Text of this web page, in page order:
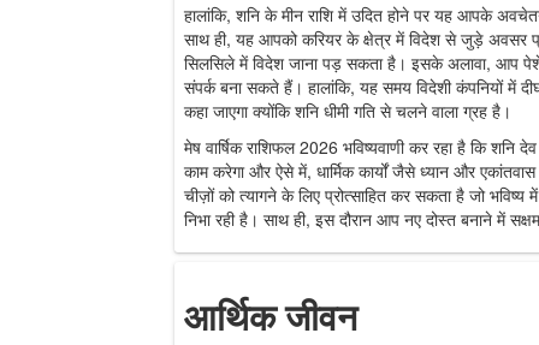
हालांकि, शनि के मीन राशि में उदित होने पर यह आपके
साथ ही, यह आपको करियर के क्षेत्र में विदेश से जुड़े अवसर
सिलसिले में विदेश जाना पड़ सकता है। इसके अलावा, आप
संपर्क बना सकते हैं। हालांकि, यह समय विदेशी कंपनियों में
कहा जाएगा क्योंकि शनि धीमी गति से चलने वाला ग्रह है।
मेष वार्षिक राशिफल 2026 भविष्यवाणी कर रहा है कि शनि
काम करेगा और ऐसे में, धार्मिक कार्यों जैसे ध्यान और
चीज़ों को त्यागने के लिए प्रोत्साहित कर सकता है जो भविष्य
निभा रही है। साथ ही, इस दौरान आप नए दोस्त बनाने में
आर्थिक जीवन